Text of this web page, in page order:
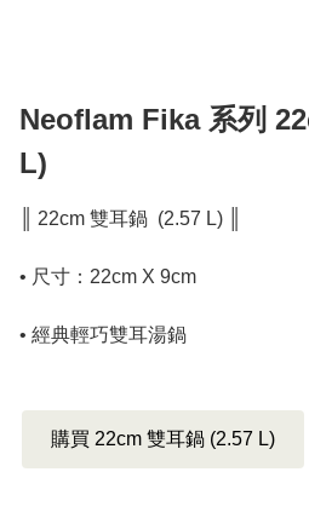
Neoflam Fika 系列
L)
║ 22cm 雙耳鍋  (2.57 L) ║
• 尺寸：22cm X 9cm
購買 22cm 雙耳鍋 (2.57 L)